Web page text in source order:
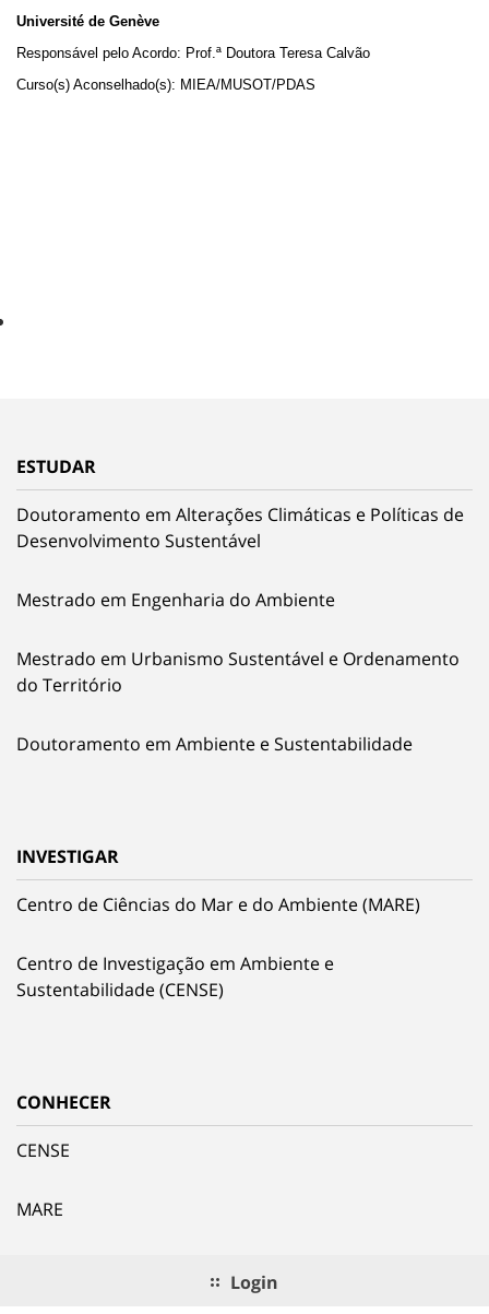
Université de Genève
Responsável pelo Acordo: Prof.ª Doutora Teresa Calvão
Curso(s) Aconselhado(s): MIEA/MUSOT/PDAS
ESTUDAR
Doutoramento em Alterações Climáticas e Políticas de
Desenvolvimento Sustentável
Mestrado em Engenharia do Ambiente
Mestrado em Urbanismo Sustentável e Ordenamento
do Território
Doutoramento em Ambiente e Sustentabilidade
INVESTIGAR
Centro de Ciências do Mar e do Ambiente (MARE)
Centro de Investigação em Ambiente e
Sustentabilidade (CENSE)
CONHECER
CENSE
MARE
Login